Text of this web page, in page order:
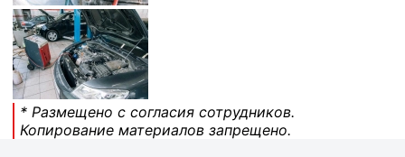
* Размещено с согласия сотрудников.
Копирование материалов запрещено.